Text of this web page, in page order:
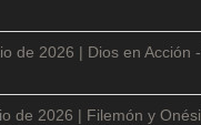
de 2026 | Dios en Acción
de 2026 | Filemón y